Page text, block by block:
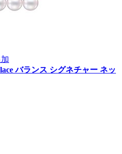
バランス シグネチャー ネッ